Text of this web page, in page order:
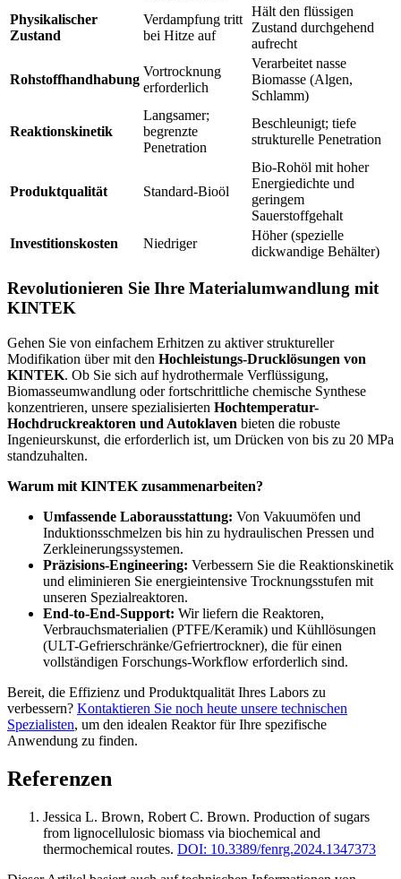
Physikalischer
Zustand
Verdampfung tritt
bei Hitze auf
Hält den flüssigen
Zustand durchgehend
aufrecht
Rohstoffhandhabung
Vortrocknung
erforderlich
Verarbeitet nasse
Biomasse (Algen,
Schlamm)
Reaktionskinetik
Langsamer;
begrenzte
Penetration
Beschleunigt; tiefe
strukturelle Penetration
Produktqualität Standard-Bioöl
Bio-Rohöl mit hoher
Energiedichte und
geringem
Sauerstoffgehalt
Investitionskosten
Niedriger
Höher (spezielle
dickwandige Behälter)
Revolutionieren Sie Ihre Materialumwandlung mit
KINTEK
Gehen Sie von einfachem Erhitzen zu aktiver struktureller
Modifikation über mit den Hochleistungs-Drucklösungen von
KINTEK. Ob Sie sich auf hydrothermale Verflüssigung,
Biomasseumwandlung oder fortschrittliche chemische Synthese
konzentrieren, unsere spezialisierten Hochtemperatur-
Hochdruckreaktoren und Autoklaven bieten die robuste
Ingenieurskunst, die erforderlich ist, um Drücken von bis zu 20 MPa
standzuhalten.
Warum mit KINTEK zusammenarbeiten?
Umfassende Laborausstattung: Von Vakuumöfen und
Induktionsschmelzen bis hin zu hydraulischen Pressen und
Zerkleinerungssystemen.
Präzisions-Engineering: Verbessern Sie die Reaktionskinetik
und eliminieren Sie energieintensive Trocknungsstufen mit
unseren Spezialreaktoren.
End-to-End-Support: Wir liefern die Reaktoren,
Verbrauchsmaterialien (PTFE/Keramik) und Kühllösungen
(ULT-Gefrierschränke/Gefriertrockner), die für einen
vollständigen Forschungs-Workflow erforderlich sind.
Bereit, die Effizienz und Produktqualität Ihres Labors zu
verbessern? Kontaktieren Sie noch heute unsere technischen
Spezialisten, um den idealen Reaktor für Ihre spezifische
Anwendung zu finden.
Referenzen
Jessica L. Brown, Robert C. Brown. Production of sugars
from lignocellulosic biomass via biochemical and
thermochemical routes. DOI: 10.3389/fenrg.2024.1347373